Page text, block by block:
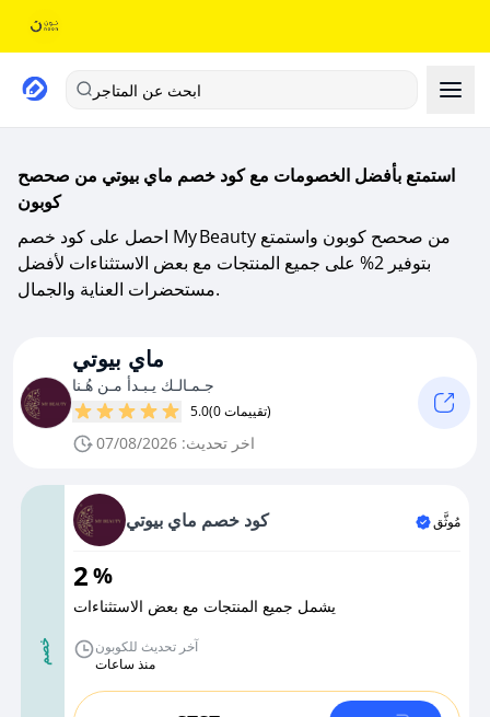
ابحث عن المتاجر
استمتع بأفضل الخصومات مع كود خصم ماي بيوتي من صحصح
كوبون
احصل على كود خصم My Beauty من صحصح كوبون واستمتع
بتوفير 2% على جميع المنتجات مع بعض الاستثناءات لأفضل
مستحضرات العناية والجمال.
ماي بيوتي
جـمـالـك يـبـدأ مـن هُـنا
5.0 (0 تقييمات)
اخر تحديث: 07/08/2026
خصم
كود خصم ماي بيوتي مُوثَّق
2%
يشمل جميع المنتجات مع بعض الاستثناءات
آخر تحديث للكوبون
منذ ساعات